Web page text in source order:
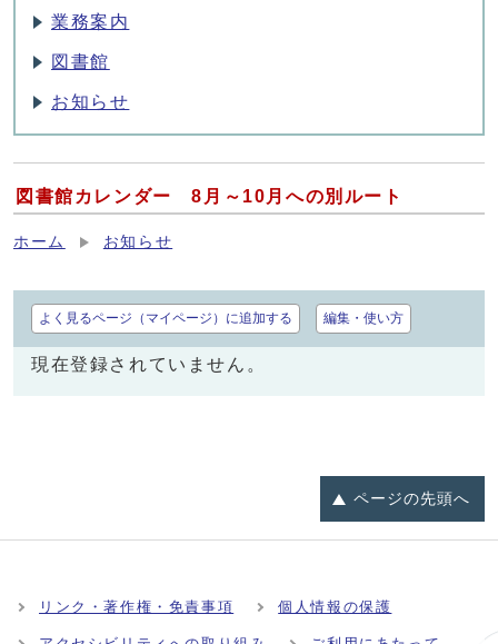
業務案内
図書館
お知らせ
図書館カレンダー 8月～10月への別ルート
ホーム お知らせ
よく見るページ（マイページ）に追加する 編集・使い方
現在登録されていません。
ページの先頭へ
リンク・著作権・免責事項 個人情報の保護